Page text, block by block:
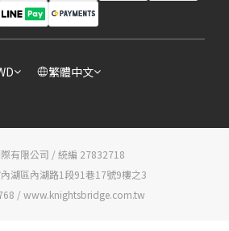
繁體中文
有限公司 / 統編 27832718
湖區內湖路1段91巷17號9樓之3
/ www.knightsbridge.com.tw